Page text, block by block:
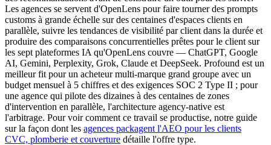
Les agences se servent d'OpenLens pour faire tourner des prompts
customs à grande échelle sur des centaines d'espaces clients en
parallèle, suivre les tendances de visibilité par client dans la durée et
produire des comparaisons concurrentielles prêtes pour le client sur
les sept plateformes IA qu'OpenLens couvre — ChatGPT, Google
AI, Gemini, Perplexity, Grok, Claude et DeepSeek. Profound est un
meilleur fit pour un acheteur multi-marque grand groupe avec un
budget mensuel à 5 chiffres et des exigences SOC 2 Type II ; pour
une agence qui pilote des dizaines à des centaines de zones
d'intervention en parallèle, l'architecture agency-native est
l'arbitrage. Pour voir comment ce travail se productise, notre guide
sur la façon dont les agences packagent l'AEO pour les clients
CVC, plomberie et couverture détaille l'offre type.